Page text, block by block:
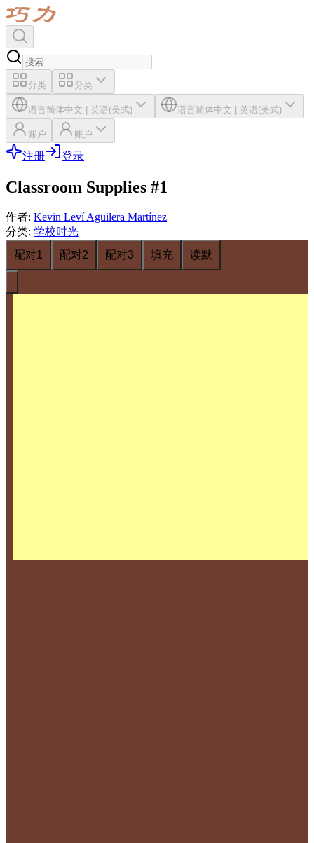
分类 分类
语言简体中文 | 英语(美式) 语言简体中文 | 英语(美式)
账户 账户
注册 登录
Classroom Supplies #1
作者: Kevin Leví Aguilera Martínez
分类: 学校时光
配对1
配对2 配对3 填充 读默